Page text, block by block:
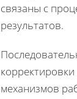
связаны с
результатов.
механизмов